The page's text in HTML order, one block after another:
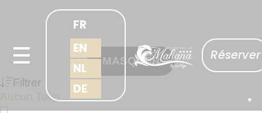
FR
EN
NL
DE
Réserver
MASQUER
Filtrer
Tous